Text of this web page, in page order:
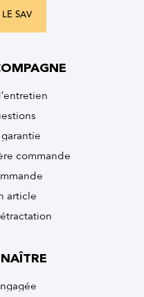
SAV
commande
article